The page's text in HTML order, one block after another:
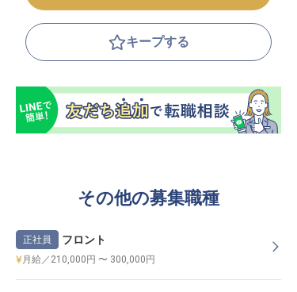
キープする
その他の募集職種
正社員 フロント
月給／210,000円 〜 300,000円